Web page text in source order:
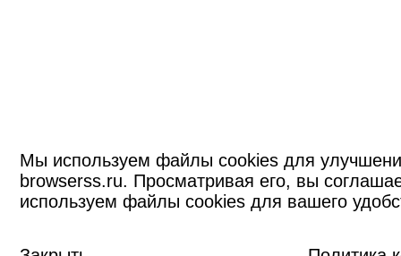
Мы используем файлы cookies для
browserss.ru. Просматривая его, вы
используем файлы cookies для вашего